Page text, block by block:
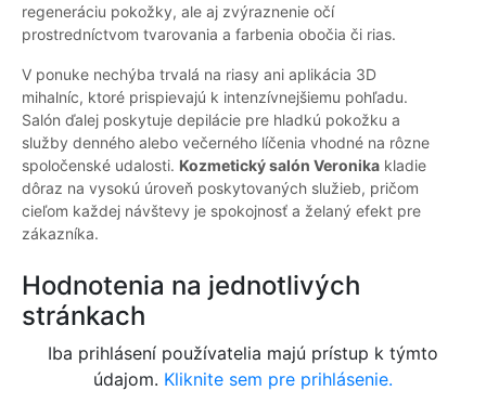
regeneráciu pokožky, ale aj zvýraznenie očí
prostredníctvom tvarovania a farbenia obočia či rias.
V ponuke nechýba trvalá na riasy ani aplikácia 3D
mihalníc, ktoré prispievajú k intenzívnejšiemu pohľadu.
Salón ďalej poskytuje depilácie pre hladkú pokožku a
služby denného alebo večerného líčenia vhodné na rôzne
spoločenské udalosti. Kozmetický salón Veronika kladie
dôraz na vysokú úroveň poskytovaných služieb, pričom
cieľom každej návštevy je spokojnosť a želaný efekt pre
zákazníka.
Hodnotenia na jednotlivých
stránkach
Iba prihlásení používatelia majú prístup k týmto
údajom. Kliknite sem pre prihlásenie.